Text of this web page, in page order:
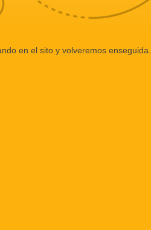
en el sito y volveremos enseguida.